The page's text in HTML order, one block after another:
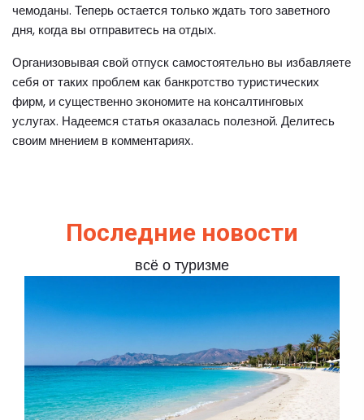
чемоданы. Теперь остается только ждать того заветного
дня, когда вы отправитесь на отдых.
Организовывая свой отпуск самостоятельно вы избавляете
себя от таких проблем как банкротство туристических
фирм, и существенно экономите на консалтинговых
услугах. Надеемся статья оказалась полезной. Делитесь
своим мнением в комментариях.
Последние новости
всё о туризме